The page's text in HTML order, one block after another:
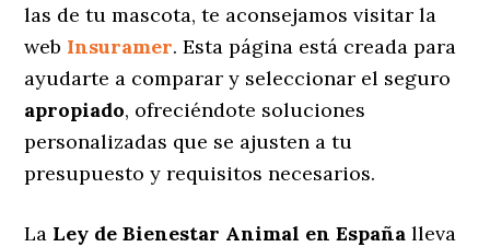
las de tu mascota, te aconsejamos visitar la
web Insuramer. Esta página está creada para
ayudarte a comparar y seleccionar el seguro
apropiado, ofreciéndote soluciones
personalizadas que se ajusten a tu
presupuesto y requisitos necesarios.
La Ley de Bienestar Animal en España lleva